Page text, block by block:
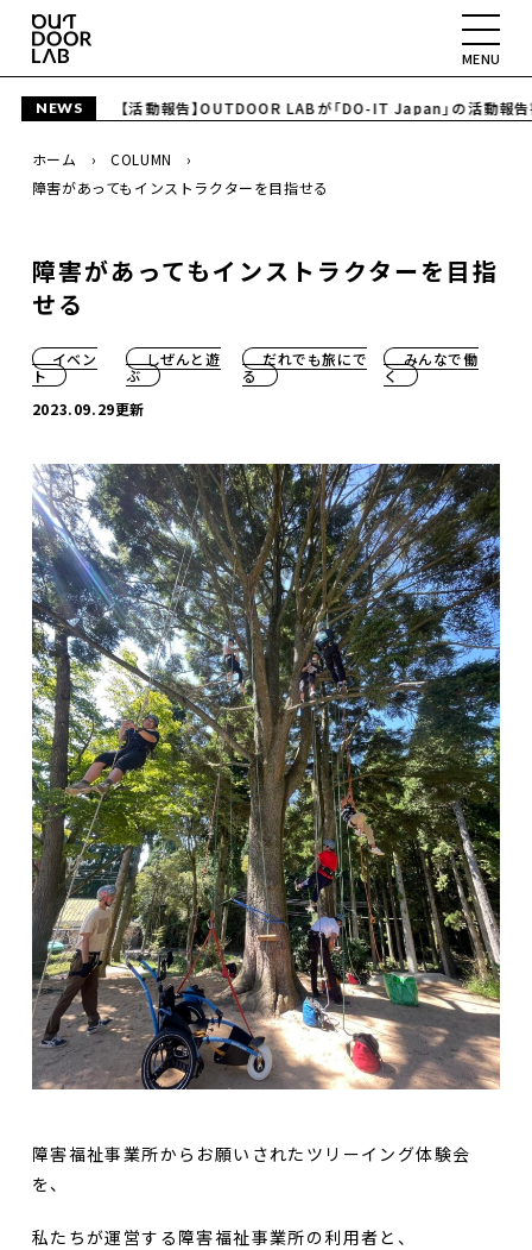
MENU
PROJECT
COLUMN
CONTACT
YouTube
Instagram
facebook
NEWS
2026.06.5 【活動報告】OUTDOOR LABが「DO-IT Japan」の活動報
ホーム
COLUMN
障害があってもインストラクターを目指せる
障害があってもインストラクターを目指
せる
イベン
ト
しぜんと遊
ぶ
だれでも旅にで
る
みんなで働
く
2023.09.29更新
障害福祉事業所からお願いされたツリーイング体験会
を、
私たちが運営する障害福祉事業所の利用者と、